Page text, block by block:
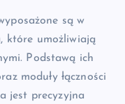
są w
które umożliwiają
Podstawą ich
moduły łączności
jest precyzyjna